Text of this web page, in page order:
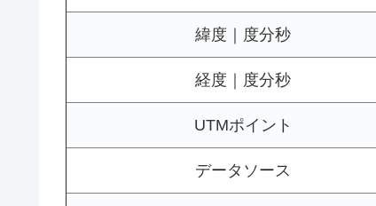
緯度｜度分秒
経度｜度分秒
UTMポイント
データソース